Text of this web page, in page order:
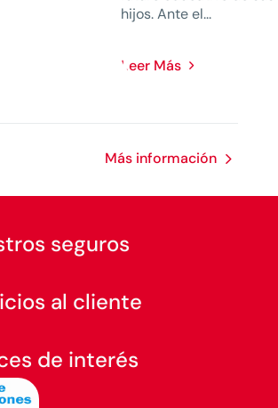
hijos. Ante el...
Leer Más
Más información
seguros
al cliente
de interés